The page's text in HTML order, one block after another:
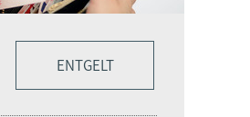
ENTGELT